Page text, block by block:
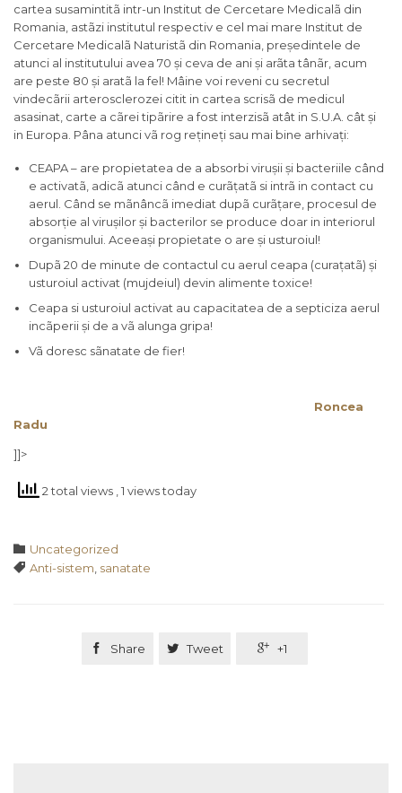
cartea susamintitã intr-un Institut de Cercetare Medicalã din
Romania, astãzi institutul respectiv e cel mai mare Institut de
Cercetare Medicalã Naturistã din Romania, președintele de
atunci al institutului avea 70 și ceva de ani și arãta tânãr, acum
are peste 80 și aratã la fel! Mâine voi reveni cu secretul
vindecãrii arterosclerozei citit in cartea scrisã de medicul
asasinat, carte a cãrei tipãrire a fost interzisã atât in S.U.A. cât și
in Europa. Pâna atunci vã rog rețineți sau mai bine arhivați:
CEAPA – are propietatea de a absorbi virușii și bacteriile când
e activatã, adicã atunci când e curãțatã si intrã in contact cu
aerul. Când se mãnâncã imediat dupã curãțare, procesul de
absorție al virușilor și bacterilor se produce doar in interiorul
organismului. Aceeași propietate o are și usturoiul!
Dupã 20 de minute de contactul cu aerul ceapa (curațatã) și
usturoiul activat (mujdeiul) devin alimente toxice!
Ceapa si usturoiul activat au capacitatea de a septiciza aerul
incãperii și de a vã alunga gripa!
Vã doresc sãnatate de fier!
Roncea
Radu
]]>
2 total views , 1 views today
 Category
Uncategorized
 Tags
Anti-sistem, sanatate
 Share  Tweet  +1